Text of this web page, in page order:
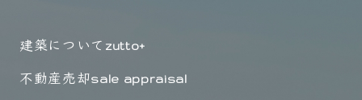
建築について zutto+
不動産売却sale appraisal